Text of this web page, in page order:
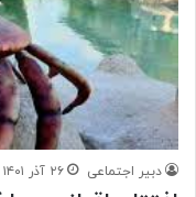
دبیر اجتماعی ۲۶ آذر ۱۴۰۱